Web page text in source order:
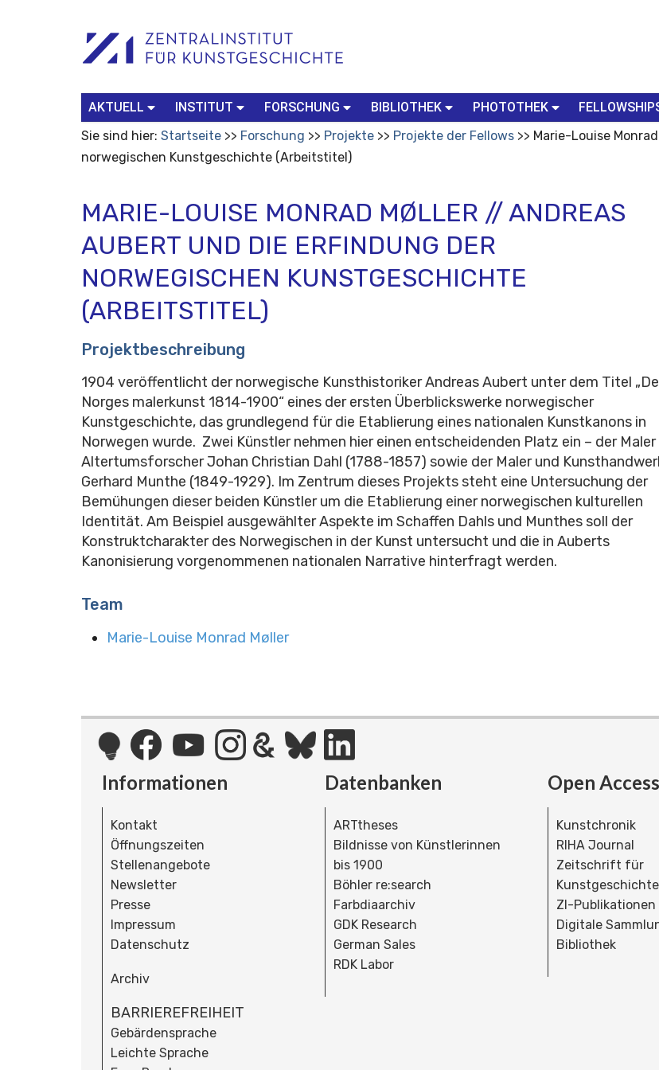
Werkzeuge
Search…
AKTUELL INSTITUT FORSCHUNG BIBLIOTHEK PHOTOTHEK
Sie sind hier: Startseite Forschung Projekte Projekte der Fellows
Marie-Louise
norwegischen Kunstgeschichte (Arbeitstitel)
MARIE-LOUISE MONRAD MØLLER // ANDREAS
AUBERT UND DIE ERFINDUNG DER
NORWEGISCHEN KUNSTGESCHICHTE
(ARBEITSTITEL)
Projektbeschreibung
1904 veröffentlicht der norwegische Kunsthistoriker Andreas Aubert unter dem Titel
Norges malerkunst 1814-1900“ eines der ersten Überblickswerke norwegischer
Kunstgeschichte, das grundlegend für die Etablierung eines nationalen Kunstkanons in
Norwegen wurde. Zwei Künstler nehmen hier einen entscheidenden Platz ein – der Maler
Altertumsforscher Johan Christian Dahl (1788-1857) sowie der Maler und
Gerhard Munthe (1849-1929). Im Zentrum dieses Projekts steht eine Untersuchung der
Bemühungen dieser beiden Künstler um die Etablierung einer norwegischen kulturellen
Identität. Am Beispiel ausgewählter Aspekte im Schaffen Dahls und Munthes soll der
Konstruktcharakter des Norwegischen in der Kunst untersucht und die in Auberts
Kanonisierung vorgenommenen nationalen Narrative hinterfragt werden.
Team
Marie-Louise Monrad Møller
Informationen
Kontakt
Öffnungszeiten
Stellenangebote
Newsletter
Presse
Impressum
Datenschutz
Archiv
BARRIEREFREIHEIT
Gebärdensprache
Leichte Sprache
Datenbanken
ARTtheses
Bildnisse von Künstlerinnen
bis 1900
Böhler re:search
Farbdiaarchiv
GDK Research
German Sales
RDK Labor
Open Access
Kunstchronik
RIHA Journal
Zeitschrift für
Kunstgeschichte
ZI-Publikationen
Digitale
Bibliothek